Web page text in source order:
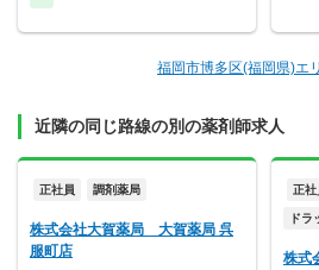
福岡市博多区(福岡県)エ
近隣の同じ路線の別の薬剤師求人
正社員 調剤薬局
株式会社大賀薬局 大賀薬局 呉
服町店
正社
ドラ
株式